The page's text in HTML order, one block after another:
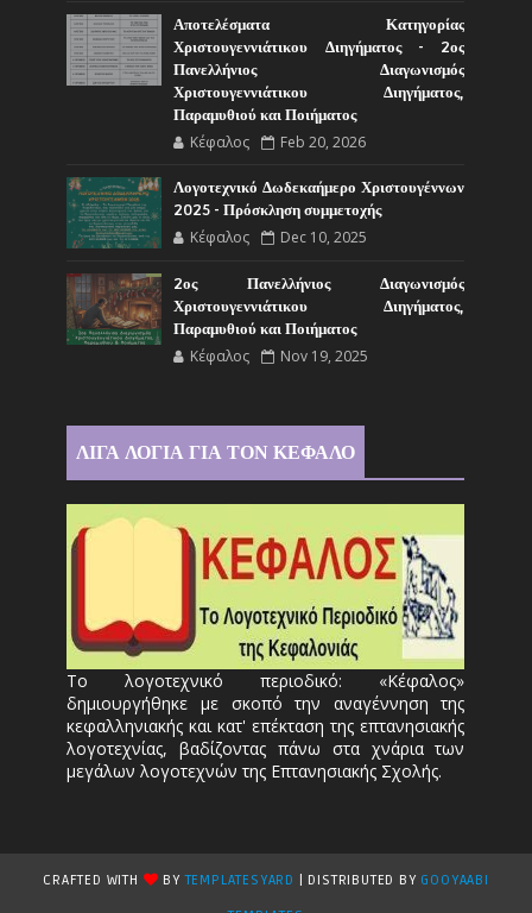
Αποτελέσματα Κατηγορίας
Χριστουγεννιάτικου Διηγήματος - 2ος
Πανελλήνιος Διαγωνισμός
Χριστουγεννιάτικου Διηγήματος,
Παραμυθιού και Ποιήματος
Κέφαλος Feb 20, 2026
Λογοτεχνικό Δωδεκαήμερο Χριστουγέννων
2025 - Πρόσκληση συμμετοχής
Κέφαλος Dec 10, 2025
2ος Πανελλήνιος Διαγωνισμός
Χριστουγεννιάτικου Διηγήματος,
Παραμυθιού και Ποιήματος
Κέφαλος Nov 19, 2025
ΛΙΓΑ ΛΟΓΙΑ ΓΙΑ ΤΟΝ ΚΕΦΑΛΟ
Το λογοτεχνικό περιοδικό: «Κέφαλος»
δημιουργήθηκε με σκοπό την αναγέννηση της
κεφαλληνιακής και κατ' επέκταση της επτανησιακής
λογοτεχνίας, βαδίζοντας πάνω στα χνάρια των
μεγάλων λογοτεχνών της Επτανησιακής Σχολής.
CRAFTED WITH BYTEMPLATESYARD | DISTRIBUTED BY GOOYAABI